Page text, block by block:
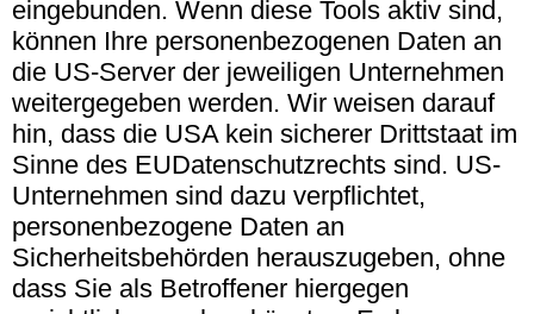
eingebunden. Wenn diese Tools aktiv sind,
können Ihre personenbezogenen Daten an
die US-Server der jeweiligen Unternehmen
weitergegeben werden. Wir weisen darauf
hin, dass die USA kein sicherer Drittstaat im
Sinne des EUDatenschutzrechts sind. US-
Unternehmen sind dazu verpflichtet,
personenbezogene Daten an
Sicherheitsbehörden herauszugeben, ohne
dass Sie als Betroffener hiergegen